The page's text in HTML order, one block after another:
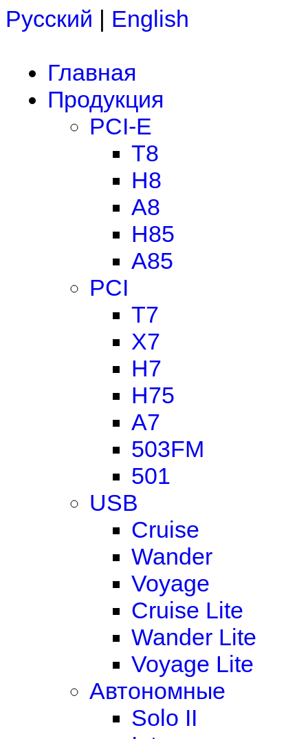
Русский | English
Главная
Продукция
PCI-E
T8
H8
A8
H85
A85
PCI
T7
X7
H7
H75
A7
503FM
501
USB
Cruise
Wander
Voyage
Cruise Lite
Wander Lite
Voyage Lite
Автономные
Solo II